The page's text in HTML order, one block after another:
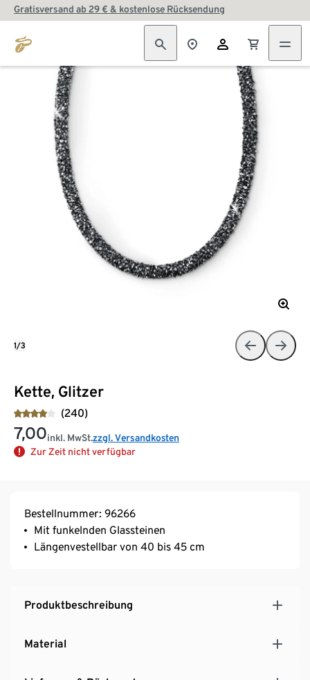
Gratisversand ab 29 € & kostenlose Rücksendung
Kette, Glitzer
(240)
7,00inkl. MwSt.zzgl. Versandkosten
Zur Zeit nicht verfügbar
1/3
Bestellnummer: 96266
Mit funkelnden Glassteinen
Längenvestellbar von 40 bis 45 cm
Produktbeschreibung
Material